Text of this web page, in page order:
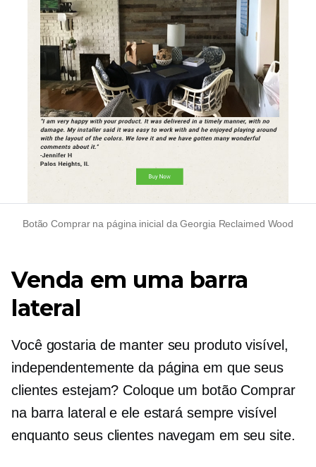
Botão Comprar na página inicial da Georgia Reclaimed Wood
Venda em uma barra
lateral
Você gostaria de manter seu produto visível,
independentemente da página em que seus
clientes estejam? Coloque um botão Comprar
na barra lateral e ele estará sempre visível
enquanto seus clientes navegam em seu site.